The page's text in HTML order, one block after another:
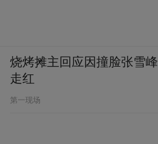
烧烤摊主回应因撞脸张雪峰
走红
第一现场